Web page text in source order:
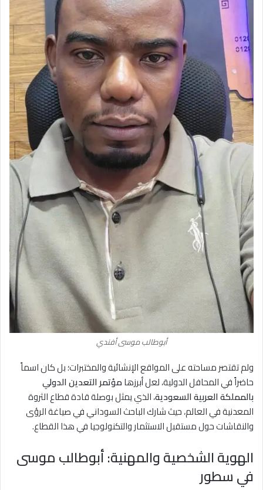
أبوطالب موسى أفندي
ولم تقتصر مساحته على المواقع الإنشائية والمختبرات؛ بل كان اسماً
حاضراً في المحافل الدولية، لعل أبرزهامؤتمر التعدين الدولي
بالمملكة العربية السعودية، الذي يمثل بوصلة قادة قطاع الثروة
المعدنية في العالم، حيث شارك الباحث السوداني في صياغة الرؤى
والنقاشات حول مستقبل الاستثمار والتكنولوجيا في هذا القطاع.
الهوية الشخصية والمهنية: أبوطالب موسى
في سطور